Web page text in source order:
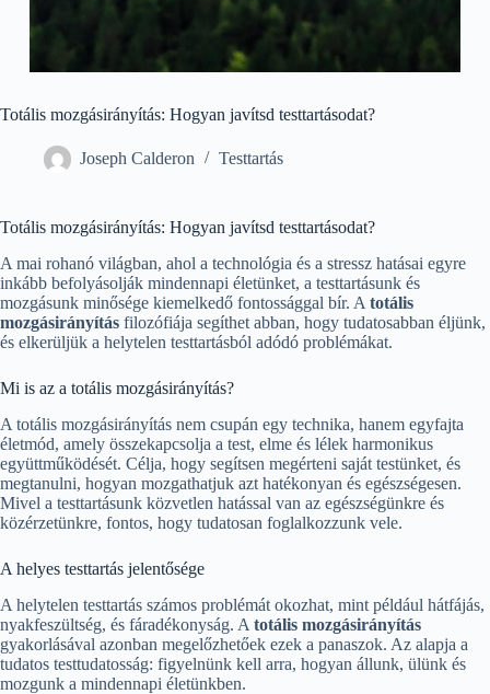
Totális mozgásirányítás: Hogyan javítsd testtartásodat?
Joseph Calderon Testtartás
Totális mozgásirányítás: Hogyan javítsd testtartásodat?
A mai rohanó világban, ahol a technológia és a stressz hatásai egyre
inkább befolyásolják mindennapi életünket, a testtartásunk és
mozgásunk minősége kiemelkedő fontossággal bír. A totális
mozgásirányítás filozófiája segíthet abban, hogy tudatosabban éljünk,
és elkerüljük a helytelen testtartásból adódó problémákat.
Mi is az a totális mozgásirányítás?
A totális mozgásirányítás nem csupán egy technika, hanem egyfajta
életmód, amely összekapcsolja a test, elme és lélek harmonikus
együttműködését. Célja, hogy segítsen megérteni saját testünket, és
megtanulni, hogyan mozgathatjuk azt hatékonyan és egészségesen.
Mivel a testtartásunk közvetlen hatással van az egészségünkre és
közérzetünkre, fontos, hogy tudatosan foglalkozzunk vele.
A helyes testtartás jelentősége
A helytelen testtartás számos problémát okozhat, mint például hátfájás,
nyakfeszültség, és fáradékonyság. A totális mozgásirányítás
gyakorlásával azonban megelőzhetőek ezek a panaszok. Az alapja a
tudatos testtudatosság: figyelnünk kell arra, hogyan állunk, ülünk és
mozgunk a mindennapi életünkben.